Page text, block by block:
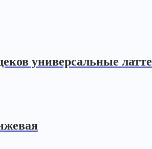
универсальные латте